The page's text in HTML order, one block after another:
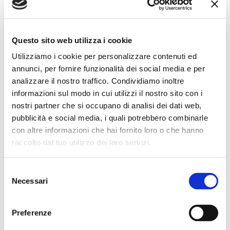
Questo sito web utilizza i cookie
Utilizziamo i cookie per personalizzare contenuti ed
annunci, per fornire funzionalità dei social media e per
analizzare il nostro traffico. Condividiamo inoltre
informazioni sul modo in cui utilizzi il nostro sito con i
nostri partner che si occupano di analisi dei dati web,
pubblicità e social media, i quali potrebbero combinarle
con altre informazioni che hai fornito loro o che hanno
raccolto dal tuo utilizzo dei loro servizi.
delNecessari
Preferenze
Ottima esperienza d’acquisto. Comunicazione
puntuale e cordiale, spedizione rapida e prodotti
effettivamente disponibili come indicato sul sito, senza
sorprese o ritardi. Servizio affidabile e professionale.
Negozio assolutamente consigliato, acqui..
4 mesi fa
Ho acquistato un Selmer Super Action 80 serie I da
Biasin e sono rimasto davvero super soddisfatto. Il sax